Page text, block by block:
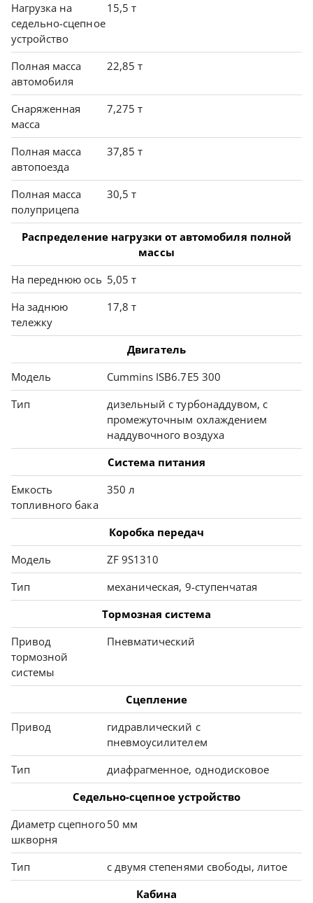
Нагрузка на
седельно-сцепное
устройство
15,5 т
Полная масса
автомобиля
22,85 т
Снаряженная
масса
7,275 т
Полная масса
автопоезда
37,85 т
Полная масса
полуприцепа
30,5 т
Распределение нагрузки от автомобиля полной
массы
На переднюю ось 5,05 т
На заднюю
тележку
17,8 т
Двигатель
Модель
Cummins ISB6.7E5 300
Тип
дизельный с турбонаддувом, с
промежуточным охлаждением
наддувочного воздуха
Система питания
Емкость
топливного бака
350 л
Коробка передач
Модель
ZF 9S1310
Тип
механическая, 9-ступенчатая
Тормозная система
Привод
тормозной
системы
Пневматический
Сцепление
Привод
гидравлический с
пневмоусилителем
Тип
диафрагменное, однодисковое
Седельно-сцепное устройство
Диаметр сцепного
шкворня
50 мм
Тип
с двумя степенями свободы, литое
Кабина